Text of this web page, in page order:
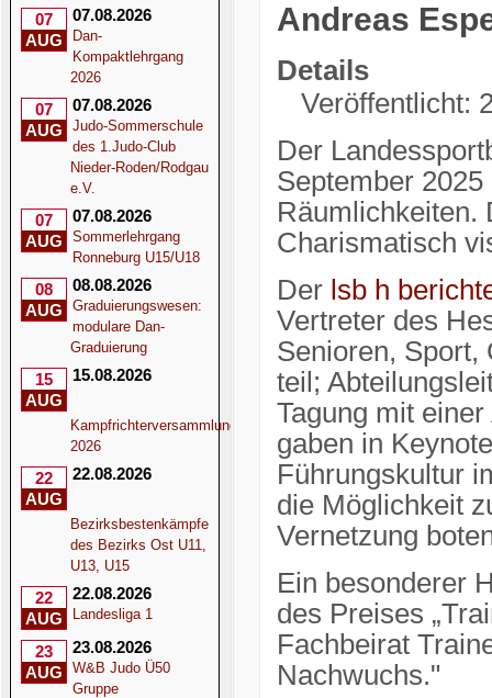
07
AUG
07.08.2026
Dan-
Kompaktlehrgang
2026
07
AUG
07.08.2026
Judo-Sommerschule
des 1.Judo-Club
Nieder-Roden/Rodgau
e.V.
07
AUG
07.08.2026
Sommerlehrgang
Ronneburg U15/U18
08
AUG
08.08.2026
Graduierungswesen:
modulare Dan-
Graduierung
15
AUG
15.08.2026
Kampfrichterversammlung
2026
22
AUG
22.08.2026
Bezirksbestenkämpfe
des Bezirks Ost U11,
U13, U15
22
AUG
22.08.2026
Landesliga 1
23
AUG
23.08.2026
W&B Judo Ü50
Gruppe
Andreas
Details
Veröffentlicht:
Der
September
Räumlichkeiten.
Charismatisch
Derlsb h
Vertreter des
Senioren, Sport,
teil;
Tagung mit
gaben in
Führungskultur
die Möglichkeit
Vernetzung
Ein besonderer
des Preises
Fachbeirat
Nachwuchs."